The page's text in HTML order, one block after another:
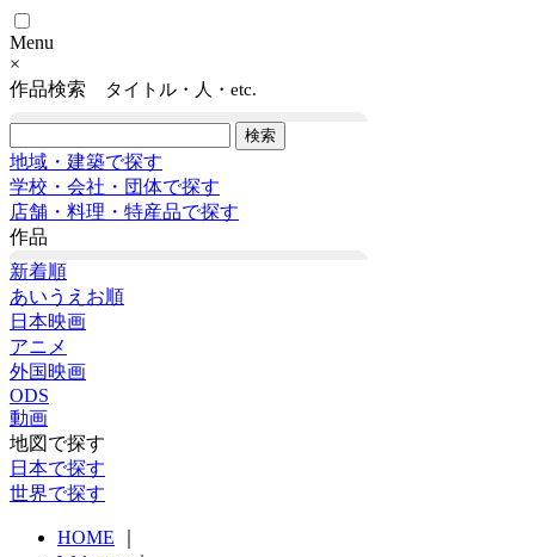
Menu
×
作品検索
タイトル・人・etc.
地域・建築で探す
学校・会社・団体で探す
店舗・料理・特産品で探す
作品
新着順
あいうえお順
日本映画
アニメ
外国映画
ODS
動画
地図で探す
日本で探す
世界で探す
HOME